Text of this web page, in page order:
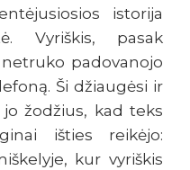
istorija
Vyriškis, pasak
padovanojo
Ši džiaugėsi ir
žodžius, kad teks
išties reikėjo:
kur vyriškis